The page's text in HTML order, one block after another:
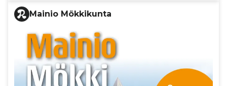
Mainio Mökkikunta